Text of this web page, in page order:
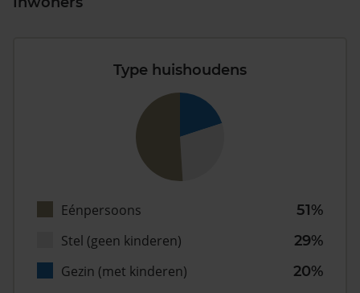
Type huishoudens
Eénpersoons
51%
Stel (geen kinderen)
29%
Gezin (met kinderen)
20%